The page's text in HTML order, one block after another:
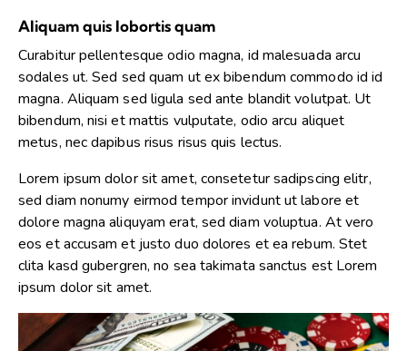
Aliquam quis lobortis quam
Curabitur pellentesque odio magna, id malesuada arcu
sodales ut. Sed sed quam ut ex bibendum commodo id id
magna. Aliquam sed ligula sed ante blandit volutpat. Ut
bibendum, nisi et mattis vulputate, odio arcu aliquet
metus, nec dapibus risus risus quis lectus.
Lorem ipsum dolor sit amet, consetetur sadipscing elitr,
sed diam nonumy eirmod tempor invidunt ut labore et
dolore magna aliquyam erat, sed diam voluptua. At vero
eos et accusam et justo duo dolores et ea rebum. Stet
clita kasd gubergren, no sea takimata sanctus est Lorem
ipsum dolor sit amet.